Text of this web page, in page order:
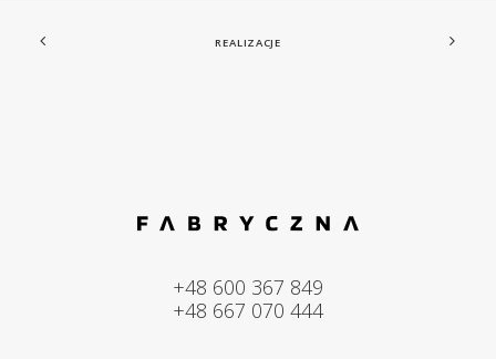
REALIZACJE
+48 600 367 849
+48 667 070 444